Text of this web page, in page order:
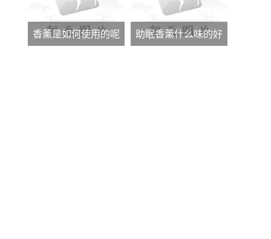
香薰是如何使用的呢 助眠香薰什么味的好